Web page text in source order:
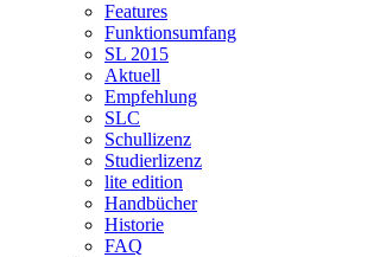
Features
Funktionsumfang
SL 2015
Aktuell
Empfehlung
SLC
Schullizenz
Studierlizenz
lite edition
Handbücher
Historie
FAQ